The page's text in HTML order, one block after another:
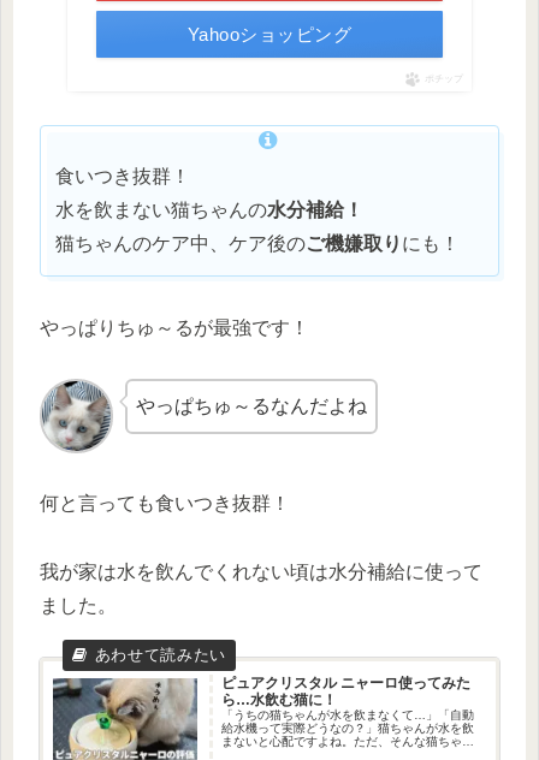
Yahooショッピング
ポチップ
食いつき抜群！
水を飲まない猫ちゃんの水分補給！
猫ちゃんのケア中、ケア後のご機嫌取り にも！
やっぱりちゅ～るが最強です！
やっぱちゅ～るなんだよね
何と言っても食いつき抜群！
我が家は水を飲んでくれない頃は水分補給に使って
ました。
ピュアクリスタル ニャーロ使ってみた
ら…水飲む猫に！
「うちの猫ちゃんが水を飲まなくて…」「自動
給水機って実際どうなの？」猫ちゃんが水を飲
まないと心配ですよね。ただ、そんな猫ちゃん